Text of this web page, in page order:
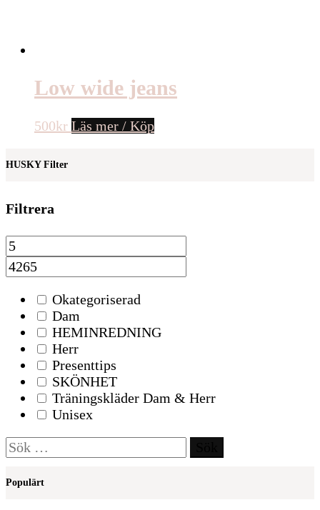
Low wide jeans
500kr Läs mer / Köp
HUSKY Filter
Filtrera
Okategoriserad
Dam
HEMINREDNING
Herr
Presenttips
SKÖNHET
Träningskläder Dam & Herr
Unisex
Sök
efter:
Populärt